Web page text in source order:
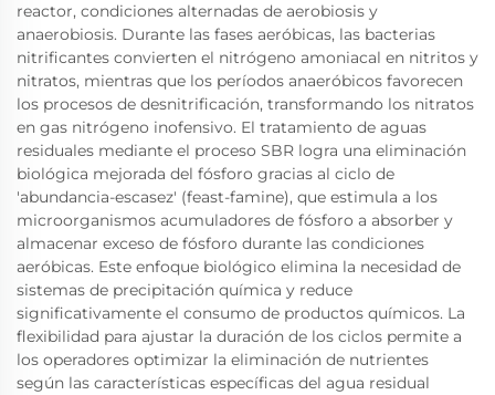
reactor, condiciones alternadas de aerobiosis y
anaerobiosis. Durante las fases aeróbicas, las bacterias
nitrificantes convierten el nitrógeno amoniacal en nitritos y
nitratos, mientras que los períodos anaeróbicos favorecen
los procesos de desnitrificación, transformando los nitratos
en gas nitrógeno inofensivo. El tratamiento de aguas
residuales mediante el proceso SBR logra una eliminación
biológica mejorada del fósforo gracias al ciclo de
'abundancia-escasez' (feast-famine), que estimula a los
microorganismos acumuladores de fósforo a absorber y
almacenar exceso de fósforo durante las condiciones
aeróbicas. Este enfoque biológico elimina la necesidad de
sistemas de precipitación química y reduce
significativamente el consumo de productos químicos. La
flexibilidad para ajustar la duración de los ciclos permite a
los operadores optimizar la eliminación de nutrientes
según las características específicas del agua residual